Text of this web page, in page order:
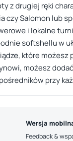
z drugiej ręki
czy Salomon lub
i lokalne
softshellu w
które
możesz
przy
Wersja
Feedback &